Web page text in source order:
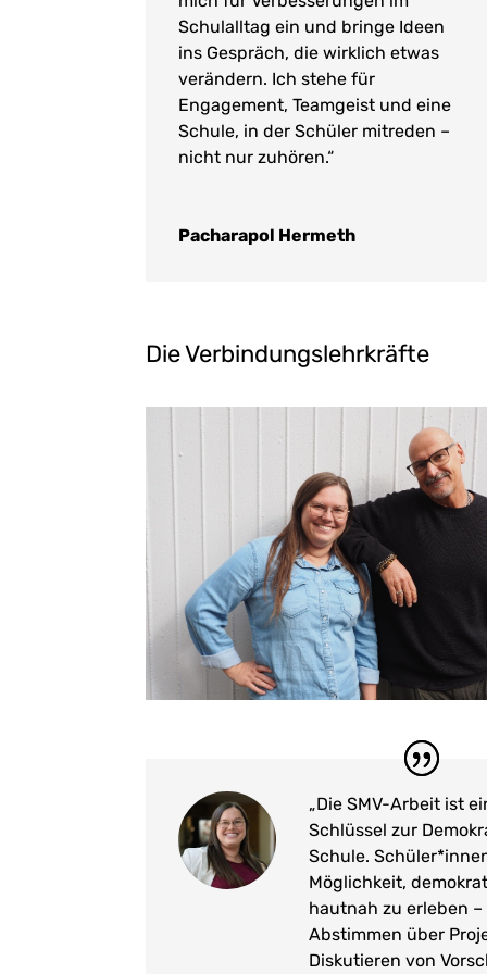
Schulalltag ein und bringe Ideen
ins Gespräch, die wirklich etwas
verändern. Ich stehe für
Engagement, Teamgeist und eine
Schule, in der Schüler mitreden –
nicht nur zuhören.“
Pacharapol Hermeth
Die Verbindungslehrkräfte
„Die SMV-Arbeit ist
Schlüssel zur
Schule.
Möglichkeit,
hautnah zu erleben –
Abstimmen über
Diskutieren von